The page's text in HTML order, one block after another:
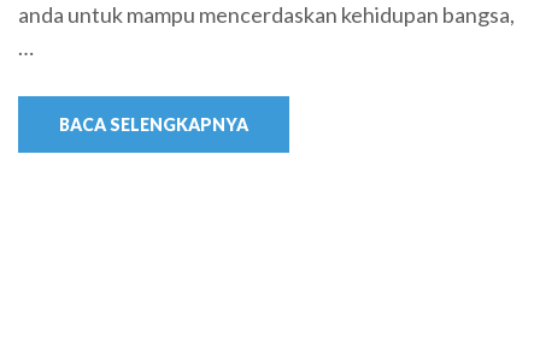
anda untuk mampu mencerdaskan kehidupan bangsa,
…
BACA SELENGKAPNYA